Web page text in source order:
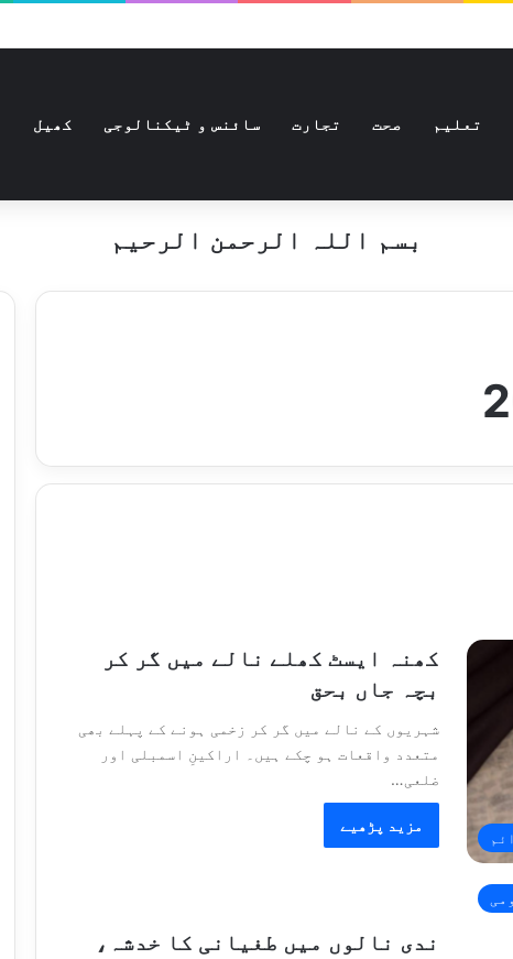
تعلیم صحت تجارت سائنس و ٹیکنالوجی کھیل
بسم اللہ الرحمن الرحیم
کھنہ ایسٹ کھلے نالے میں گر کر
بچہ جاں بحق
شہریوں کے نالے میں گر کر زخمی ہونے کے پہلے بھی
متعدد واقعات ہو چکے ہیں۔ اراکینِ اسمبلی اور
ضلعی…
مزید پڑھیے
ندی نالوں میں طغیانی کا خدشہ،